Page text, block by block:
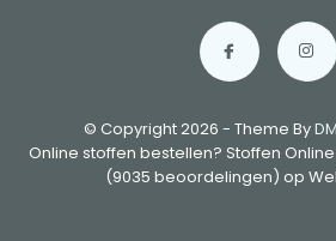
© Copyright 2026 - Theme By
Online stoffen bestellen? Stoffen
(9035 beoordelingen) op